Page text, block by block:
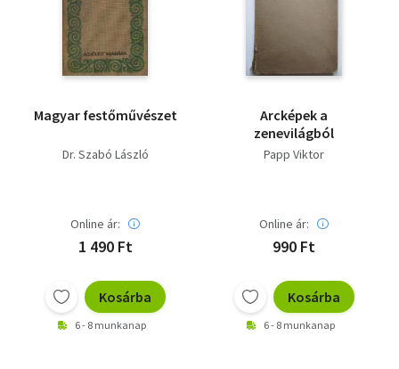
Magyar festőművészet
Dr. Szabó László
Online ár:
1 490 Ft
Kosárba
6 - 8 munkanap
Arcképek a
zenevilágból
Papp Viktor
Online ár:
990 Ft
Kosárba
6 - 8 munkanap